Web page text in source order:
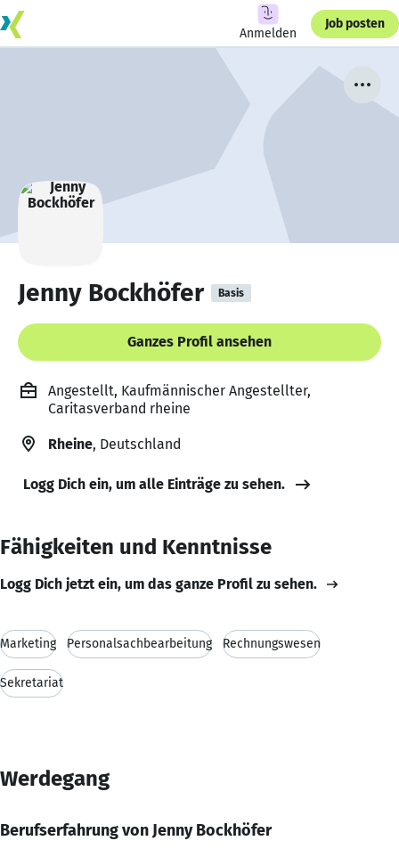
Anmelden
Job posten
Jenny Bockhöfer Basis
Ganzes Profil ansehen
Angestellt, Kaufmännischer Angestellter,
Caritasverband rheine
Rheine, Deutschland
Logg Dich ein, um alle Einträge zu sehen.
Fähigkeiten und Kenntnisse
Logg Dich jetzt ein, um das ganze Profil zu sehen.
Marketing Personalsachbearbeitung Rechnungswesen
Sekretariat
Werdegang
Berufserfahrung von Jenny Bockhöfer